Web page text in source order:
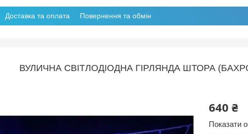
Доставка та оплата Повернення та обмін
ВУЛИЧНА СВІТЛОДІОДНА ГІРЛЯНДА ШТОРА
640 ₴
Показати